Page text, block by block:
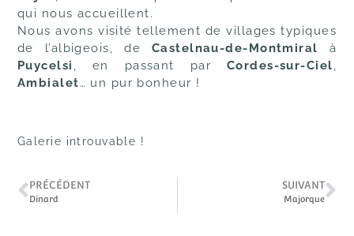
qui nous accueillent.
Nous avons visité tellement de villages typiques
de l’albigeois, de Castelnau-de-Montmiral à
Puycelsi
, en passant par Cordes-sur-Ciel
Ambialet… un pur bonheur !
Galerie introuvable !
PRÉCÉDENT
Dinard
SUIVANT
Majorque